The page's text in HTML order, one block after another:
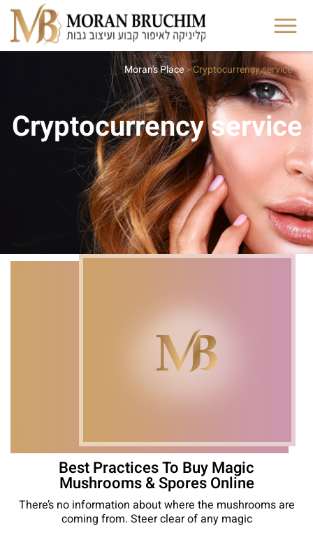
Moran's Place>Cryptocurrency service
Cryptocurrency service
Best Practices To Buy Magic
Mushrooms & Spores Online
There’s no information about where the mushrooms are
coming from. Steer clear of any magic